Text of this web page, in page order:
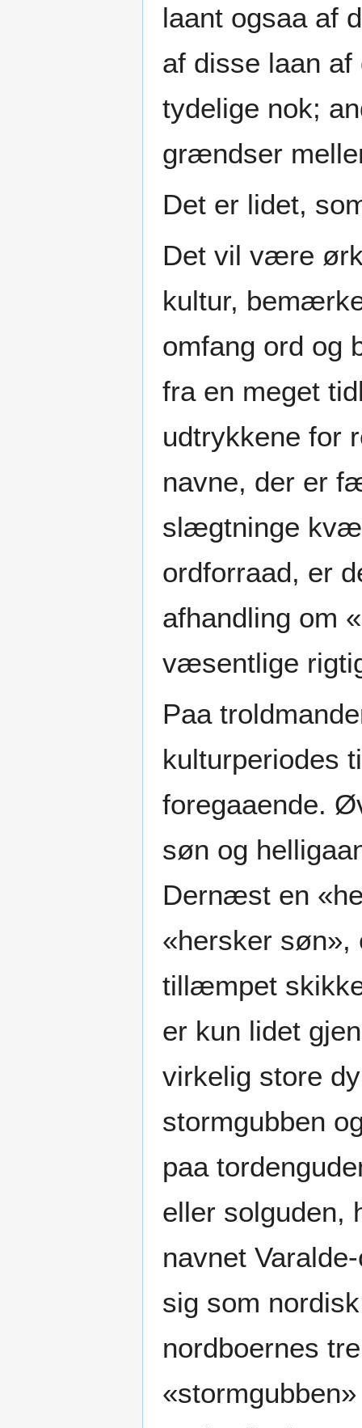
laant ogsaa af
af disse laan
tydelige nok;
grændser
Det er lidet,
Det vil være
kultur,
omfang ord og
fra en meget
udtrykkene for
navne, der er
slægtninge
ordforraad, er
afhandling om
væsentlige
Paa
kulturperiodes
foregaaende.
søn og
Dernæst en
«hersker søn»,
tillæmpet
er kun lidet
virkelig store
stormgubben
paa
eller solguden,
navnet
sig som
nordboernes